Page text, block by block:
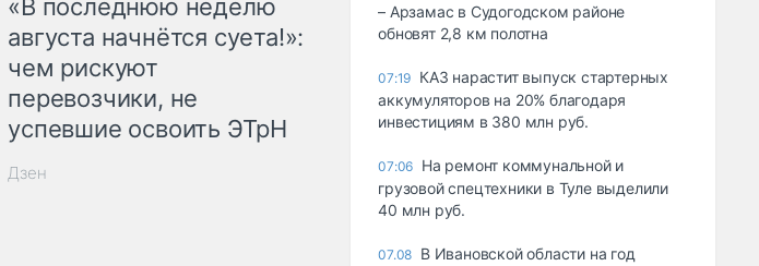
«В последнюю неделю
августа начнётся суета!»:
чем рискуют
перевозчики, не
успевшие освоить ЭТрН
Дзен
– Арзамас в Судогодском районе
обновят 2,8 км полотна
07:19 КАЗ нарастит выпуск стартерных
аккумуляторов на 20% благодаря
инвестициям в 380 млн руб.
07:06 На ремонт коммунальной и
грузовой спецтехники в Туле выделили
40 млн руб.
07.08 В Ивановской области на год